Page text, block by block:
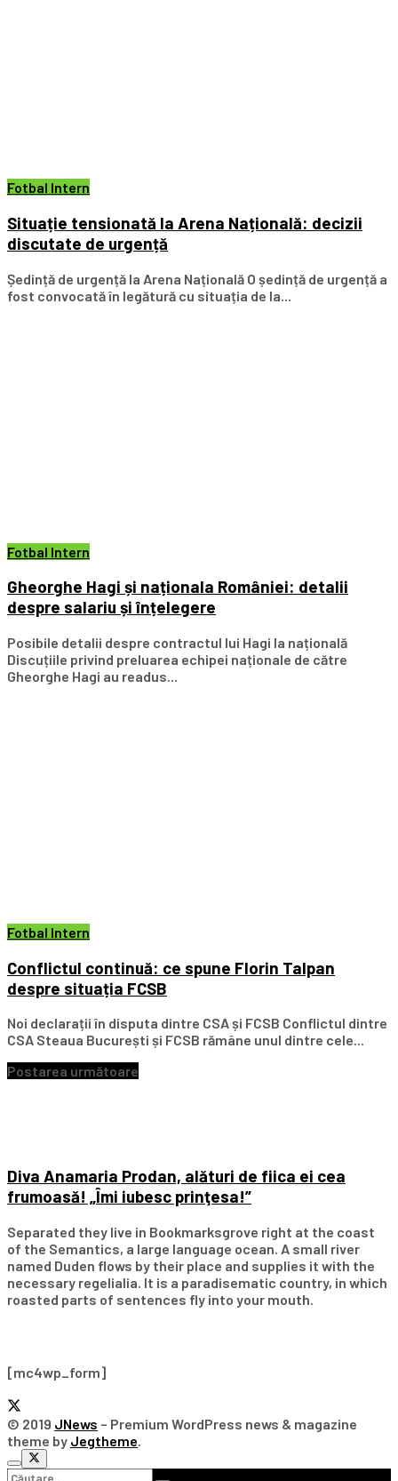
Fotbal Intern
Situație tensionată la Arena Națională: decizii
discutate de urgență
Ședință de urgență la Arena Națională O ședință de urgență a
fost convocată în legătură cu situația de la...
Fotbal Intern
Gheorghe Hagi și naționala României: detalii
despre salariu și înțelegere
Posibile detalii despre contractul lui Hagi la națională
Discuțiile privind preluarea echipei naționale de către
Gheorghe Hagi au readus...
Fotbal Intern
Conflictul continuă: ce spune Florin Talpan
despre situația FCSB
Noi declarații în disputa dintre CSA și FCSB Conflictul dintre
CSA Steaua București și FCSB rămâne unul dintre cele...
Postarea următoare
Diva Anamaria Prodan, alături de fiica ei cea
frumoasă! „Îmi iubesc prinţesa!”
Separated they live in Bookmarksgrove right at the coast
of the Semantics, a large language ocean. A small river
named Duden flows by their place and supplies it with the
necessary regelialia. It is a paradisematic country, in which
roasted parts of sentences fly into your mouth.
[mc4wp_form]
© 2019 JNews – Premium WordPress news & magazine
theme by Jegtheme.